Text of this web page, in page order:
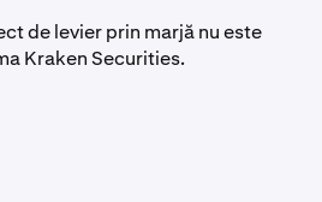
de levier prin marjă nu este
Kraken Securities.